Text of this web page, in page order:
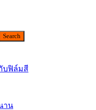
บฟิล์มสี
าน